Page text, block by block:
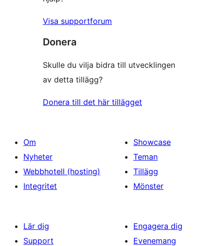
Visa supportforum
Donera
Skulle du vilja bidra till utvecklingen
av detta tillägg?
Donera till det här tillägget
Om
Nyheter
Webbhotell (hosting)
Integritet
Showcase
Teman
Tillägg
Mönster
Lär dig
Support
Engagera dig
Evenemang